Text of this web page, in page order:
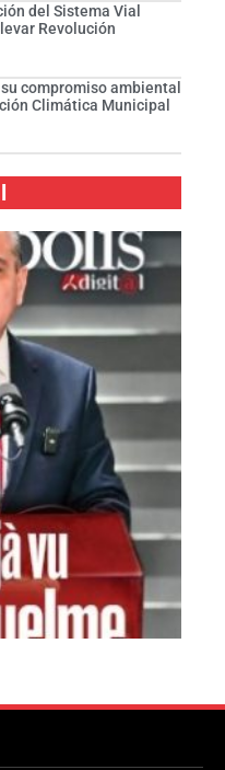
del Sistema Vial
Revolución
compromiso ambiental
Climática Municipal